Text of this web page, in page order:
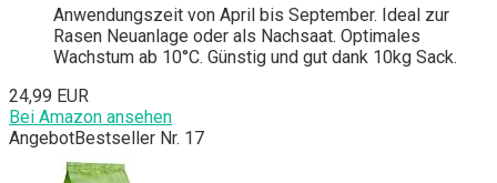
Anwendungszeit von April bis September. Ideal zur
Rasen Neuanlage oder als Nachsaat. Optimales
Wachstum ab 10°C. Günstig und gut dank 10kg Sack.
24,99 EUR
Bei Amazon ansehen
AngebotBestseller Nr. 17